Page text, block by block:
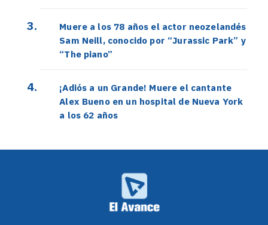
Muere a los 78 años el actor neozelandés
Sam Neill, conocido por “Jurassic Park” y
“The piano”
¡Adiós a un Grande! Muere el cantante
Alex Bueno en un hospital de Nueva York
a los 62 años